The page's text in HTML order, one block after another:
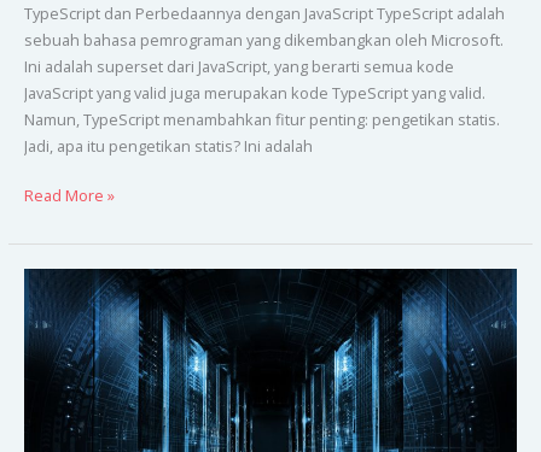
TypeScript dan Perbedaannya dengan JavaScript TypeScript adalah
sebuah bahasa pemrograman yang dikembangkan oleh Microsoft.
Ini adalah superset dari JavaScript, yang berarti semua kode
JavaScript yang valid juga merupakan kode TypeScript yang valid.
Namun, TypeScript menambahkan fitur penting: pengetikan statis.
Jadi, apa itu pengetikan statis? Ini adalah
Read More »
Membangun
Monitoring
System
dengan
Zabbix:
Panduan
Lengkap